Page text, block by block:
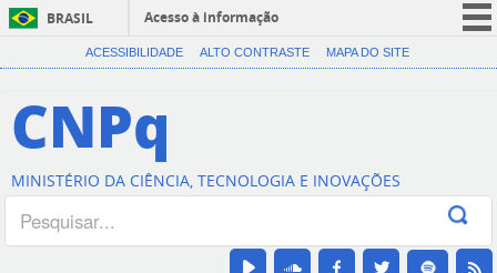
BRASIL
Acesso à informação
CORONAVÍRUS (COVID-19)
Canais
ACESSIBILIDADE ALTO CONTRASTE MAPA DO SITE
CNPq
MINISTÉRIO DA CIÊNCIA, TECNOLOGIA E INOVAÇÕES